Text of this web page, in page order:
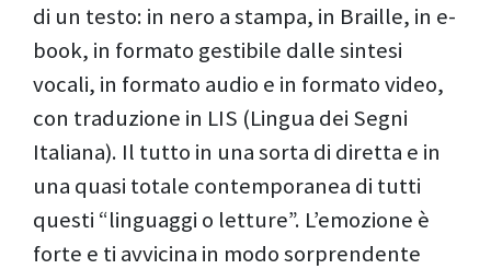
di un testo: in nero a stampa, in Braille, in e-
book, in formato gestibile dalle sintesi
vocali, in formato audio e in formato video,
con traduzione in LIS (Lingua dei Segni
Italiana). Il tutto in una sorta di diretta e in
una quasi totale contemporanea di tutti
questi “linguaggi o letture”. L’emozione è
forte e ti avvicina in modo sorprendente